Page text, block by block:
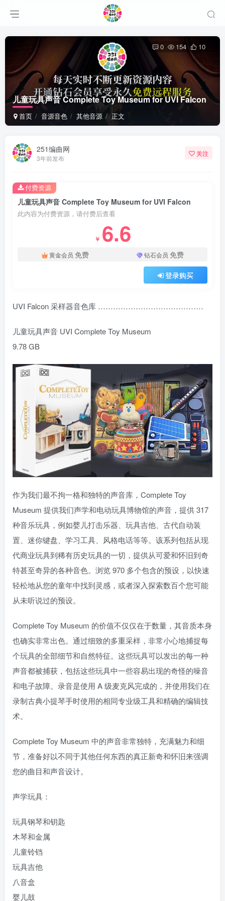
儿童玩具声音 Complete Toy Museum for UVI Falcon
首页 音源音色 其他音源 正文
0 154 10
251编曲网
3年前发布
关注
儿童玩具声音 Complete Toy Museum for UVI Falcon
此内容为付费资源，请付费后查看
￥ 6.6
黄金会员 免费 钻石会员 免费
登录购买
付费资源
UVI Falcon 采样器音色库 ……………………………………
儿童玩具声音 UVI Complete Toy Museum
9.78 GB
作为我们最不拘一格和独特的声音库，Complete Toy
Museum 提供我们声学和电动玩具博物馆的声音，提供 317
种音乐玩具，例如婴儿打击乐器、玩具吉他、古代自动装
置、迷你键盘、学习工具、风格电话等等。该系列包括从现
代商业玩具到稀有历史玩具的一切，提供从可爱和怀旧到奇
特甚至奇异的各种音色。浏览 970 多个包含的预设，以快速
轻松地从您的童年中找到灵感，或者深入探索数百个您可能
从未听说过的预设。
Complete Toy Museum 的价值不仅仅在于数量，其音质本身
也确实非常出色。通过细致的多重采样，非常小心地捕捉每
个玩具的全部细节和自然特征。这些玩具可以发出的每一种
声音都被捕获，包括这些玩具中一些容易出现的奇怪的噪音
和电子故障。录音是使用 A 级麦克风完成的，并使用我们在
录制古典小提琴手时使用的相同专业级工具和精确的编辑技
术。
Complete Toy Museum 中的声音非常独特，充满魅力和细
节，准备好以不同于其他任何东西的真正新奇和怀旧来强调
您的曲目和声音设计。
声学玩具：
玩具钢琴和钥匙
木琴和金属
儿童铃铛
玩具吉他
八音盒
婴儿鼓